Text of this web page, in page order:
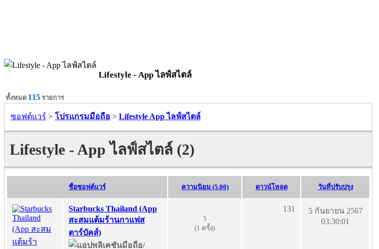
Lifestyle - App ไลฟ์สไตล์
ทั้งหมด 115 รายการ
ซอฟต์แวร์ > โปรแกรมมือถือ > Lifestyle App ไลฟ์สไตล์
Lifestyle - App ไลฟ์สไตล์ (2)
ชื่อซอฟต์แวร์ ความนิยม (5.00) ดาวน์โหลด วันที่ปรับปรุง
Starbucks Thailand (App
สะสมแต้มร้านกาแฟส
ตาร์บัคส์)
5
(1 ครั้ง)
131
5 กันยายน 2567
03:30:01